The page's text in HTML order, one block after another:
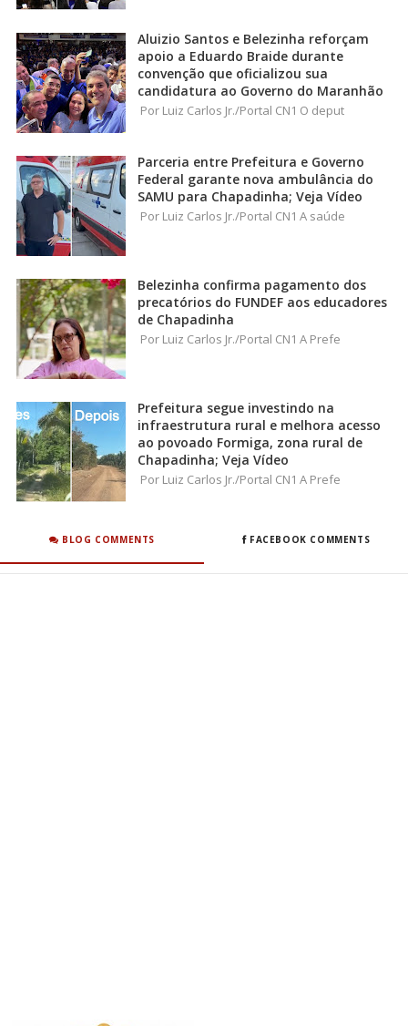
Aluizio Santos e Belezinha reforçam
apoio a Eduardo Braide durante
convenção que oficializou sua
candidatura ao Governo do Maranhão
Por Luiz Carlos Jr./Portal CN1 O deput
Parceria entre Prefeitura e Governo
Federal garante nova ambulância do
SAMU para Chapadinha; Veja Vídeo
Por Luiz Carlos Jr./Portal CN1 A saúde
Belezinha confirma pagamento dos
precatórios do FUNDEF aos educadores
de Chapadinha
Por Luiz Carlos Jr./Portal CN1 A Prefe
Prefeitura segue investindo na
infraestrutura rural e melhora acesso
ao povoado Formiga, zona rural de
Chapadinha; Veja Vídeo
Por Luiz Carlos Jr./Portal CN1 A Prefe
BLOG COMMENTS FACEBOOK COMMENTS